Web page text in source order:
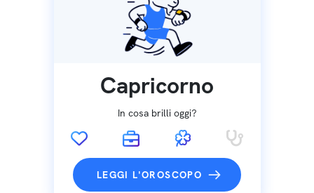
Capricorno
In cosa brilli oggi?
LEGGI L'OROSCOPO